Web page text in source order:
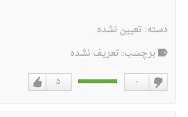
دسته: تعیین نشده
برچسب: تعریف نشده
۵ ۰